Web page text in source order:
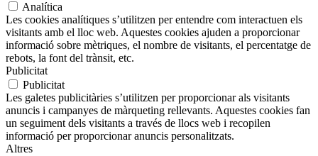
Analítica
Les cookies analítiques s’utilitzen per entendre com interactuen els
visitants amb el lloc web. Aquestes cookies ajuden a proporcionar
informació sobre mètriques, el nombre de visitants, el percentatge de
rebots, la font del trànsit, etc.
Publicitat
Publicitat
Les galetes publicitàries s’utilitzen per proporcionar als visitants
anuncis i campanyes de màrqueting rellevants. Aquestes cookies fan
un seguiment dels visitants a través de llocs web i recopilen
informació per proporcionar anuncis personalitzats.
Altres